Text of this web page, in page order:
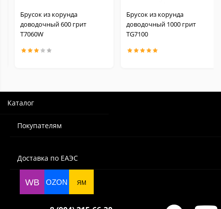
Брусок из корунда
доводочный 600 грит
Т7060W
Брусок из корунда
доводочный 1000 грит
TG7100
Каталог
Покупателям
Доставка по ЕАЭС
WB OZON ЯМ